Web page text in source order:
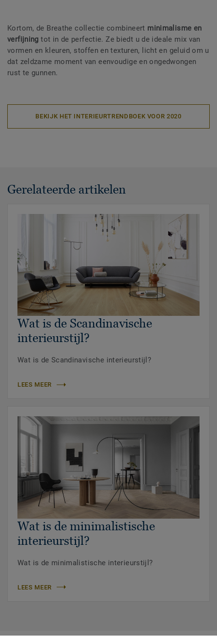
Kortom, de Breathe collectie combineert minimalisme en
verfijning tot in de perfectie. Ze biedt u de ideale mix van
vormen en kleuren, stoffen en texturen, licht en geluid om u
dat zeldzame moment van eenvoudige en ongedwongen
rust te gunnen.
BEKIJK HET INTERIEURTRENDBOEK VOOR 2020
Gerelateerde artikelen
Wat is de Scandinavische
interieurstijl?
Wat is de Scandinavische interieurstijl?
LEES MEER
Wat is de minimalistische
interieurstijl?
Wat is de minimalistische interieurstijl?
LEES MEER